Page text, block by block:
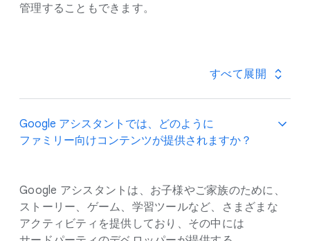
管理する​ことも​できます。
すべて​展開
Google アシスタントでは、​どのように​
ファミリー向けコンテンツが​提供されますか？
Google アシスタントは、​お子様や​ご家族の​ために、​
ストーリー、​ゲーム、​学習ツールなど、​さまざまな​
アクティビティを​提供しており、​その​中には​